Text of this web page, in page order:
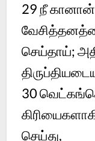
29 நீ
செய்தாய்;
30
செய்து,